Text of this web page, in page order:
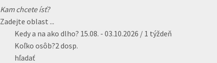
Kam chcete ísť?
Zadejte oblast ...
Kedy a na ako dlho? 15.08. - 03.10.2026 / 1 týždeň
Koľko osôb?2 dosp.
hľadať